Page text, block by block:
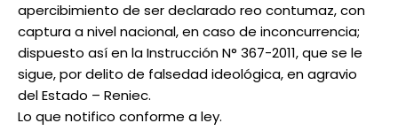
apercibimiento de ser declarado reo contumaz, con
captura a nivel nacional, en caso de inconcurrencia;
dispuesto así en la Instrucción N° 367-2011, que se le
sigue, por delito de falsedad ideológica, en agravio
del Estado – Reniec.
Lo que notifico conforme a ley.